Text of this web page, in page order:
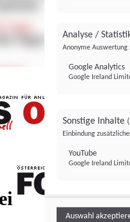
FONDS
Analyse /
Anonyme
Google Analytics
Google Ireland
Sonstige Inhalte
Einbindung
YouTube
Google Ireland
Auswahl